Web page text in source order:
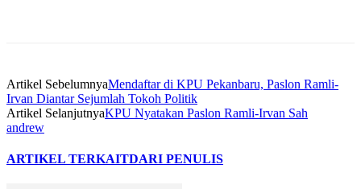
Artikel SebelumnyaMendaftar di KPU Pekanbaru, Paslon Ramli-
Irvan Diantar Sejumlah Tokoh Politik
Artikel SelanjutnyaKPU Nyatakan Paslon Ramli-Irvan Sah
andrew
ARTIKEL TERKAITDARI PENULIS